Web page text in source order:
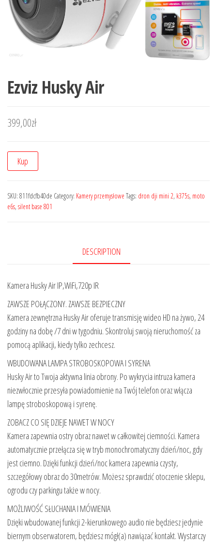
Ezviz Husky Air
399,00zł
Kup
SKU: 811fdcfb40de Category: Kamery przemysłowe Tags: dron dji mini 2, k375s, moto
e6s, silent base 801
DESCRIPTION
Kamera Husky Air IP,WiFi,720p IR
ZAWSZE POŁĄCZONY. ZAWSZE BEZPIECZNY
Kamera zewnętrzna Husky Air oferuje transmisję wideo HD na żywo, 24
godziny na dobę /7 dni w tygodniu. Skontroluj swoją nieruchomość za
pomocą aplikacji, kiedy tylko zechcesz.
WBUDOWANA LAMPA STROBOSKOPOWA I SYRENA
Husky Air to Twoja aktywna linia obrony. Po wykrycia intruza kamera
niezwłocznie przesyła powiadomienie na Twój telefon oraz włącza
lampę stroboskopową i syrenę.
ZOBACZ CO SIĘ DZIEJE NAWET W NOCY
Kamera zapewnia ostry obraz nawet w całkowitej ciemności. Kamera
automatycznie przełącza się w tryb monochromatyczny dzień/noc, gdy
jest ciemno. Dzięki funkcji dzień/noc kamera zapewnia czysty,
szczegółowy obraz do 30metrów. Możesz sprawdzić otoczenie sklepu,
ogrodu czy parkingu także w nocy.
MOŻLIWOŚĆ SŁUCHANIA I MÓWIENIA
Dzięki wbudowanej funkcji 2-kierunkowego audio nie będziesz jedynie
biernym obserwatorem, będziesz mógł(a) nawiązać kontakt. Wystarczy